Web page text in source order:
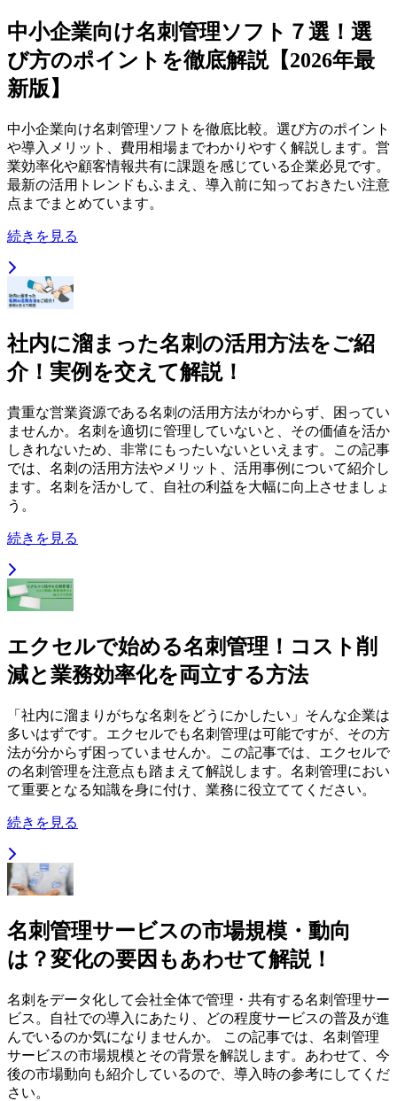
中小企業向け名刺管理ソフト７選！選
び方のポイントを徹底解説【2026年最
新版】
中小企業向け名刺管理ソフトを徹底比較。選び方のポイント
や導入メリット、費用相場までわかりやすく解説します。営
業効率化や顧客情報共有に課題を感じている企業必見です。
最新の活用トレンドもふまえ、導入前に知っておきたい注意
点までまとめています。
続きを見る
社内に溜まった名刺の活用方法をご紹
介！実例を交えて解説！
貴重な営業資源である名刺の活用方法がわからず、困ってい
ませんか。名刺を適切に管理していないと、その価値を活か
しきれないため、非常にもったいないといえます。この記事
では、名刺の活用方法やメリット、活用事例について紹介し
ます。名刺を活かして、自社の利益を大幅に向上させましょ
う。
続きを見る
エクセルで始める名刺管理！コスト削
減と業務効率化を両立する方法
「社内に溜まりがちな名刺をどうにかしたい」そんな企業は
多いはずです。エクセルでも名刺管理は可能ですが、その方
法が分からず困っていませんか。この記事では、エクセルで
の名刺管理を注意点も踏まえて解説します。名刺管理におい
て重要となる知識を身に付け、業務に役立ててください。
続きを見る
名刺管理サービスの市場規模・動向
は？変化の要因もあわせて解説！
名刺をデータ化して会社全体で管理・共有する名刺管理サー
ビス。自社での導入にあたり、どの程度サービスの普及が進
んでいるのか気になりませんか。 この記事では、名刺管理
サービスの市場規模とその背景を解説します。あわせて、今
後の市場動向も紹介しているので、導入時の参考にしてくだ
さい。